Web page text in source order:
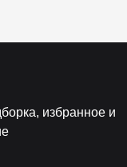
избранное и